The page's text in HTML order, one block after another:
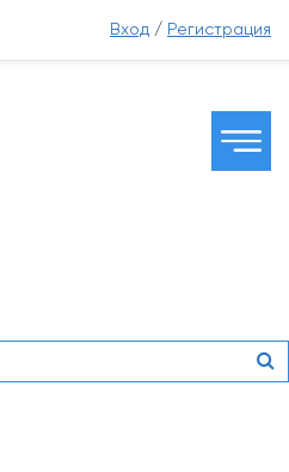
Вход / Регистрация